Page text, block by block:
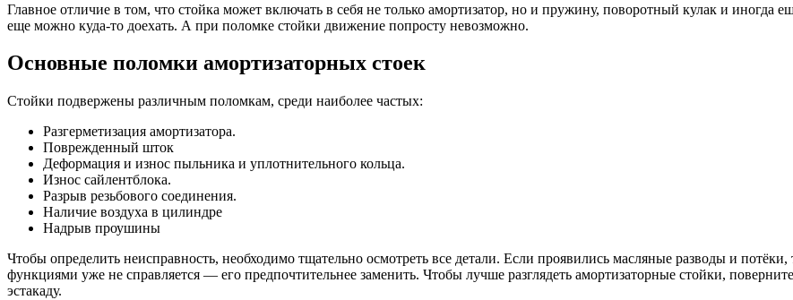
Главное отличие в том, что стойка может включать в себя не только амортизатор, но и пружину, поворотный кулак и иногда
еще можно куда-то доехать. А при поломке стойки движение попросту невозможно.
Основные поломки амортизаторных стоек
Стойки подвержены различным поломкам, среди наиболее частых:
Разгерметизация амортизатора.
Поврежденный шток
Деформация и износ пыльника и уплотнительного кольца.
Износ сайлентблока.
Разрыв резьбового соединения.
Наличие воздуха в цилиндре
Надрыв проушины
Чтобы определить неисправность, необходимо тщательно осмотреть все детали. Если проявились масляные разводы и
функциями уже не справляется — его предпочтительнее заменить. Чтобы лучше разглядеть амортизаторные стойки,
эстакаду.